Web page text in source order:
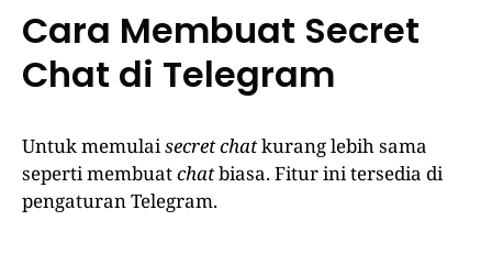
Cara Membuat Secret
Chat di Telegram
Untuk memulaisecretchatkurang lebih sama
seperti membuatchatbiasa. Fitur ini tersedia di
pengaturan Telegram.